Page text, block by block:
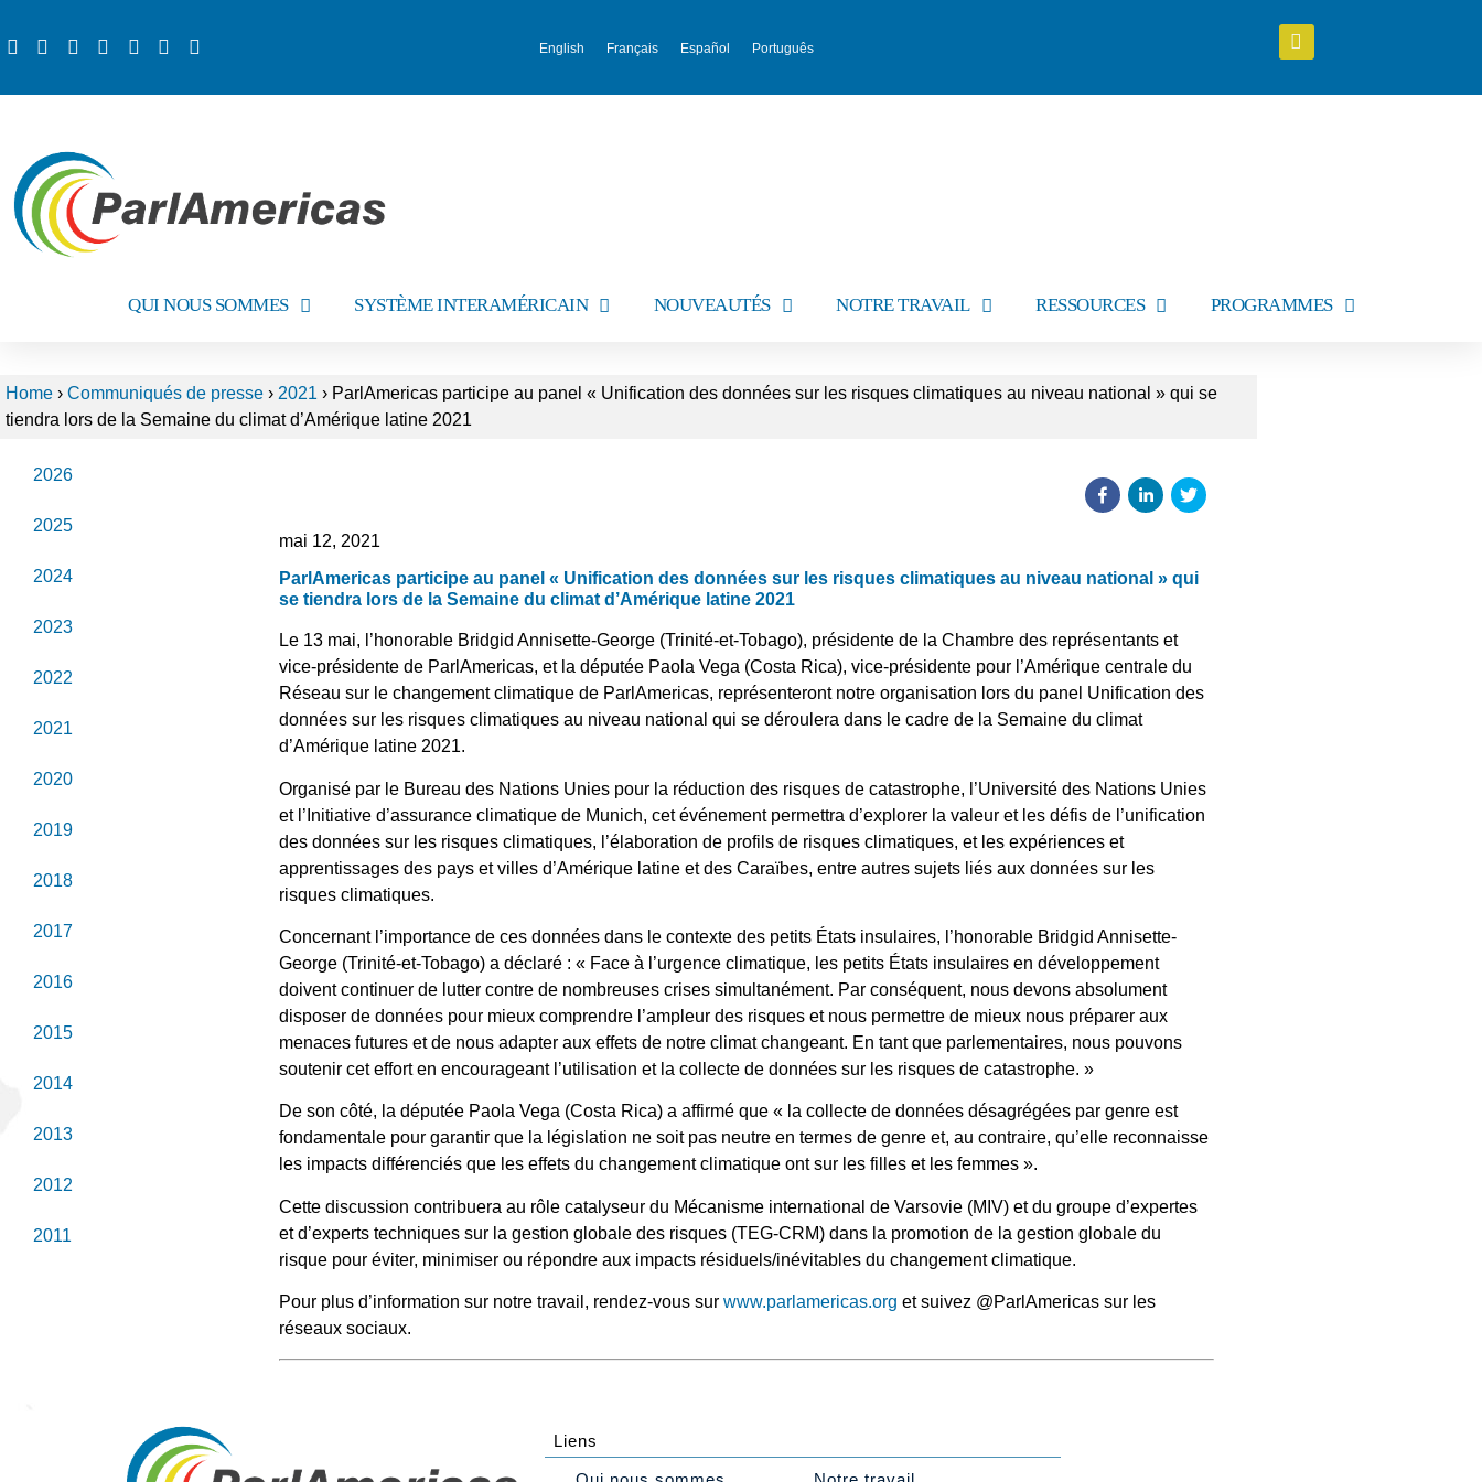
English Français Español Português
QUI NOUS SOMMES SYSTÈME INTERAMÉRICAIN NOUVEAUTÉS NOTRE TRAVAIL RESSOURCES PROGRAMMES
Home › Communiqués de presse › 2021 › ParlAmericas participe au panel « Unification des données sur les risques climatiques au niveau national » qui se
tiendra lors de la Semaine du climat d’Amérique latine 2021
2026
2025
2024
2023
2022
2021
2020
2019
2018
2017
2016
2015
2014
2013
2012
2011
mai 12, 2021
ParlAmericas participe au panel « Unification des données sur les risques climatiques au niveau national » qui
se tiendra lors de la Semaine du climat d’Amérique latine 2021
Le 13 mai, l’honorable Bridgid Annisette-George (Trinité-et-Tobago), présidente de la Chambre des représentants et
vice-présidente de ParlAmericas, et la députée Paola Vega (Costa Rica), vice-présidente pour l’Amérique centrale du
Réseau sur le changement climatique de ParlAmericas, représenteront notre organisation lors du panel Unification des
données sur les risques climatiques au niveau national qui se déroulera dans le cadre de la Semaine du climat
d’Amérique latine 2021.
Organisé par le Bureau des Nations Unies pour la réduction des risques de catastrophe, l’Université des Nations Unies
et l’Initiative d’assurance climatique de Munich, cet événement permettra d’explorer la valeur et les défis de l’unification
des données sur les risques climatiques, l’élaboration de profils de risques climatiques, et les expériences et
apprentissages des pays et villes d’Amérique latine et des Caraïbes, entre autres sujets liés aux données sur les
risques climatiques.
Concernant l’importance de ces données dans le contexte des petits États insulaires, l’honorable Bridgid Annisette-
George (Trinité-et-Tobago) a déclaré : « Face à l’urgence climatique, les petits États insulaires en développement
doivent continuer de lutter contre de nombreuses crises simultanément. Par conséquent, nous devons absolument
disposer de données pour mieux comprendre l’ampleur des risques et nous permettre de mieux nous préparer aux
menaces futures et de nous adapter aux effets de notre climat changeant. En tant que parlementaires, nous pouvons
soutenir cet effort en encourageant l’utilisation et la collecte de données sur les risques de catastrophe. »
De son côté, la députée Paola Vega (Costa Rica) a affirmé que « la collecte de données désagrégées par genre est
fondamentale pour garantir que la législation ne soit pas neutre en termes de genre et, au contraire, qu’elle reconnaisse
les impacts différenciés que les effets du changement climatique ont sur les filles et les femmes ».
Cette discussion contribuera au rôle catalyseur du Mécanisme international de Varsovie (MIV) et du groupe d’expertes
et d’experts techniques sur la gestion globale des risques (TEG-CRM) dans la promotion de la gestion globale du
risque pour éviter, minimiser ou répondre aux impacts résiduels/inévitables du changement climatique.
Pour plus d’information sur notre travail, rendez-vous surwww.parlamericas.org et suivez @ParlAmericas sur les
réseaux sociaux.
Liens